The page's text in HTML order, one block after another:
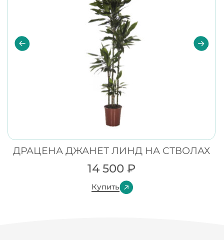
ДРАЦЕНА ДЖАНЕТ ЛИНД НА СТВОЛАХ
14 500₽
Купить